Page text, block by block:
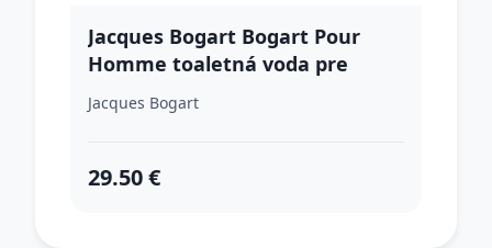
Jacques Bogart Bogart Pour
Homme toaletná voda pre
mužov 100 ml
Jacques Bogart
29.50 €